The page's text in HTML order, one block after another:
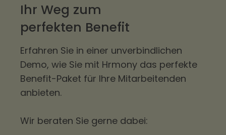
Ihr Weg zum
perfekten Benefit
Erfahren Sie in einer unverbindlichen
Demo, wie Sie mit Hrmony das perfekte
Benefit-Paket für Ihre Mitarbeitenden
anbieten.
Wir beraten Sie gerne dabei: